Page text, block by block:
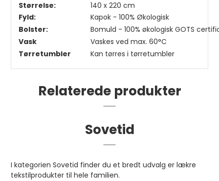
Størrelse:
140 x 220 cm
Fyld:
Kapok - 100% Økologisk
Bolster:
Bomuld - 100% økologisk GOTS
Vask
Vaskes ved max. 60°C
Tørretumbler
Kan tørres i tørretumbler
Relaterede produkter
Sovetid
I kategorien Sovetid finder du et bredt udvalg er lækre
tekstilprodukter til hele familien.